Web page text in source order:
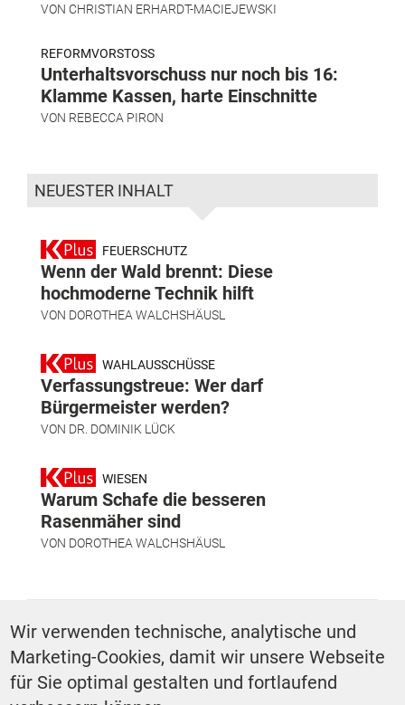
VON CHRISTIAN ERHARDT-MACIEJEWSKI
REFORMVORSTOSS
Unterhaltsvorschuss nur noch bis 16:
Klamme Kassen, harte Einschnitte
VON REBECCA PIRON
NEUESTER INHALT
FEUERSCHUTZ
Wenn der Wald brennt: Diese
hochmoderne Technik hilft
VON DOROTHEA WALCHSHÄUSL
WAHLAUSSCHÜSSE
Verfassungstreue: Wer darf
Bürgermeister werden?
VON DR. DOMINIK LÜCK
WIESEN
Warum Schafe die besseren
Rasenmäher sind
VON DOROTHEA WALCHSHÄUSL
Finanzen
Wir verwenden technische, analytische und
Marketing-Cookies, damit wir unsere Webseite
für Sie optimal gestalten und fortlaufend